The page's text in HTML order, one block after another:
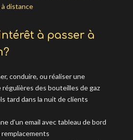
distance
à passer à
conduire, ou réaliser une
des bouteilles de gaz
tard dans la nuit de clients
d’un email avec tableau de bord